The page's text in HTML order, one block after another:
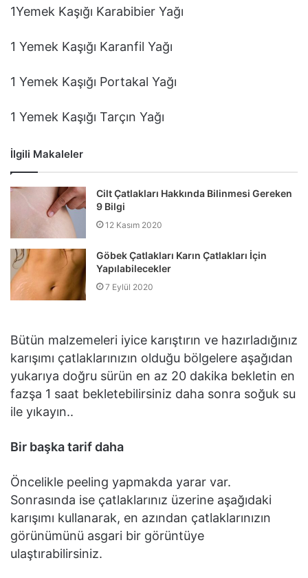
1Yemek Kaşığı Karabibier Yağı
1 Yemek Kaşığı Karanfil Yağı
1 Yemek Kaşığı Portakal Yağı
1 Yemek Kaşığı Tarçın Yağı
İlgili Makaleler
Cilt Çatlakları Hakkında Bilinmesi Gereken
9 Bilgi
12 Kasım 2020
Göbek Çatlakları Karın Çatlakları İçin
Yapılabilecekler
7 Eylül 2020
Bütün malzemeleri iyice karıştırın ve hazırladığınız
karışımı çatlaklarınızın olduğu bölgelere aşağıdan
yukarıya doğru sürün en az 20 dakika bekletin en
fazşa 1 saat bekletebilirsiniz daha sonra soğuk su
ile yıkayın..
Bir başka tarif daha
Öncelikle peeling yapmakda yarar var.
Sonrasında ise çatlaklarınız üzerine aşağıdaki
karışımı kullanarak, en azından çatlaklarınızın
görünümünü asgari bir görüntüye
ulaştırabilirsiniz.